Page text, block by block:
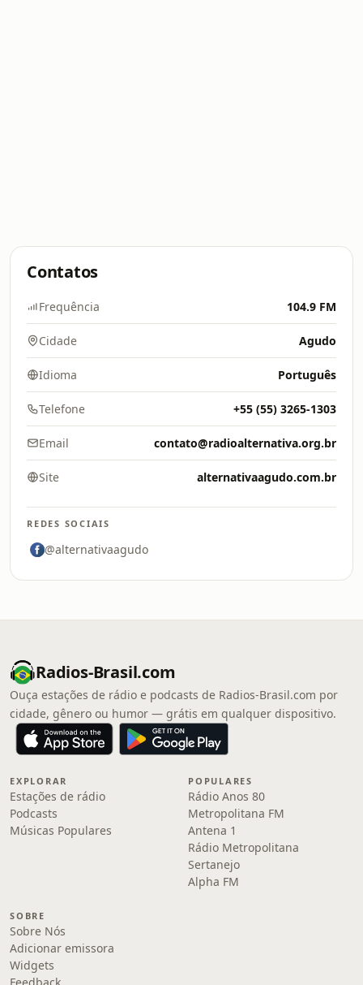
Contatos
Frequência 104.9 FM
Cidade Agudo
Idioma Português
Telefone +55 (55) 3265-1303
Email contato@radioalternativa.org.br
Site alternativaagudo.com.br
REDES SOCIAIS
@alternativaagudo
Radios-Brasil.com
Ouça estações de rádio e podcasts de Radios-Brasil.com por
cidade, gênero ou humor — grátis em qualquer dispositivo.
EXPLORAR
Estações de rádio
Podcasts
Músicas Populares
POPULARES
Rádio Anos 80
Metropolitana FM
Antena 1
Rádio Metropolitana
Sertanejo
Alpha FM
SOBRE
Sobre Nós
Adicionar emissora
Widgets